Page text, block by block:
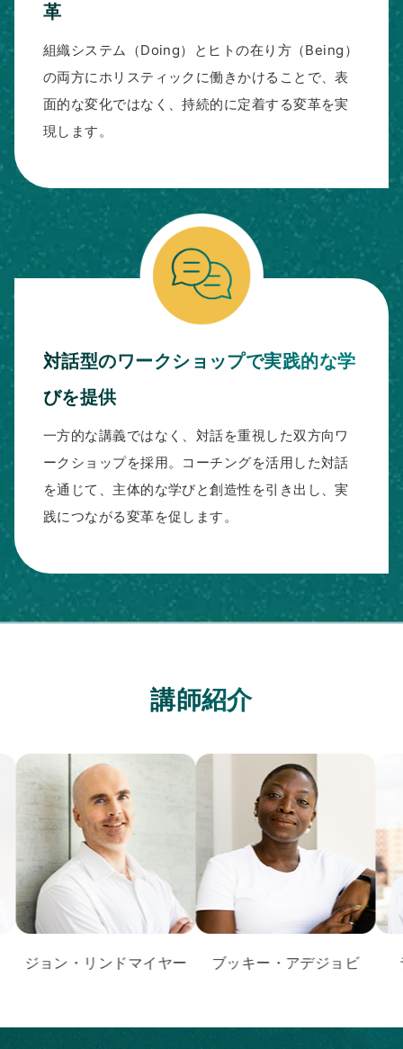
革
組織システム（Doing）とヒトの在り方（Being）
の両方にホリスティックに働きかけることで、表
面的な変化ではなく、持続的に定着する変革を実
現します。
対話型のワークショップで実践的な学
びを提供
一方的な講義ではなく、対話を重視した双方向ワ
ークショップを採用。コーチングを活用した対話
を通じて、主体的な学びと創造性を引き出し、実
践につながる変革を促します。
講師紹介
ン・リンドマイヤー ブッキー・アデジョビ ライ